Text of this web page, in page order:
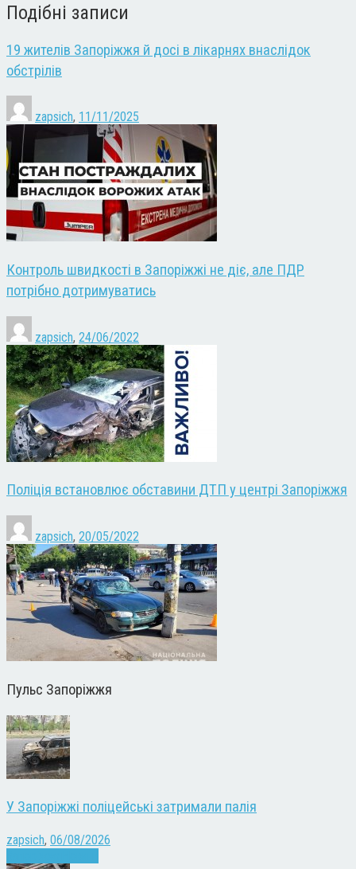
Подібні записи
19 жителів Запоріжжя й досі в лікарнях внаслідок
обстрілів
zapsich, 11/11/2025
Контроль швидкості в Запоріжжі не діє, але ПДР
потрібно дотримуватись
zapsich, 24/06/2022
Поліція встановлює обставини ДТП у центрі Запоріжжя
zapsich, 20/05/2022
Пульс Запоріжжя
У Запоріжжі поліцейські затримали палія
zapsich, 06/08/2026